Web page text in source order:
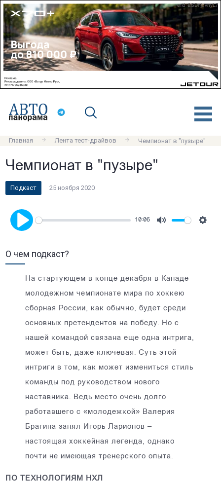
erid: 2SDnjdvnyL7
Главная Лента тест-драйвов Чемпионат в "пузыре"
Чемпионат в "пузыре"
Подкаст 25 ноября 2020
10:06
О чем подкаст?
На стартующем в конце декабря в Канаде
молодежном чемпионате мира по хоккею
сборная России, как обычно, будет среди
основных претендентов на победу. Но с
нашей командой связана еще одна интрига,
может быть, даже ключевая. Суть этой
интриги в том, как может измениться стиль
команды под руководством нового
наставника. Ведь место очень долго
работавшего с «молодежкой» Валерия
Брагина занял Игорь Ларионов –
настоящая хоккейная легенда, однако
почти не имеющая тренерского опыта.
ПО ТЕХНОЛОГИЯМ НХЛ